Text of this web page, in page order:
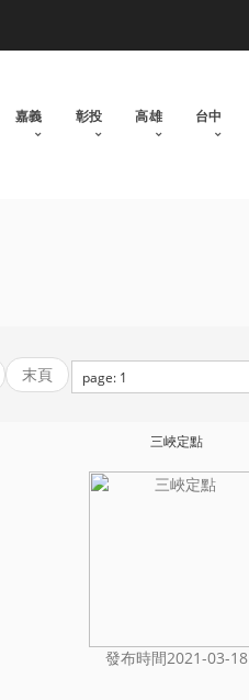
嘉義 彰投 高雄 台中
末頁
三峽定點
發布時間2021-03-18